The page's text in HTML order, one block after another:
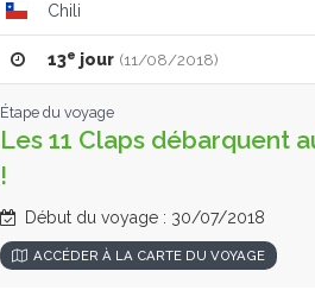
Chili
13e jour (11/08/2018)
Étape du voyage
Les 11 Claps débarquent
!
Début du voyage : 30/07/2018
ACCÉDER À LA CARTE DU VOYAGE